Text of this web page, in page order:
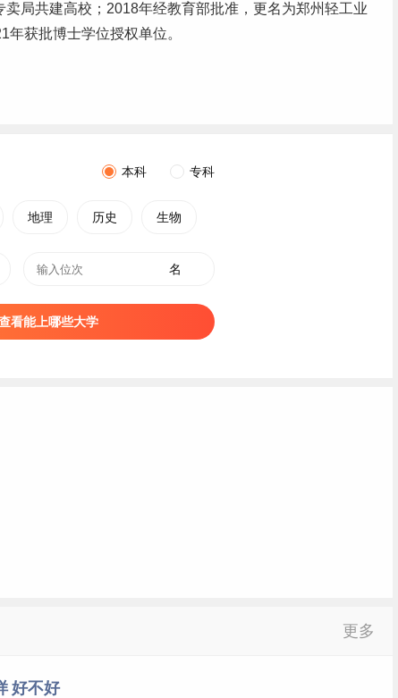
局共建高校；2018年经教育部批准，更名为郑州轻工业
获批博士学位授权单位。
本科 专科
地理 历史 生物
名
看能上哪些大学
更多
好不好